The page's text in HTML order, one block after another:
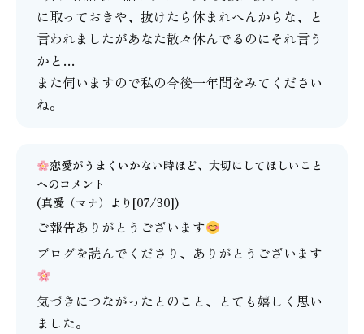
に取っておきや、抜けたら休まれへんからな、と
言われましたがあなた散々休んでるのにそれ言う
かと…
また伺いますので私の今後一年間をみてください
ね。
恋愛がうまくいかない時ほど、大切にしてほしいこと
へのコメント
(真愛（マナ） より[07/30])
ご報告ありがとうございます
ブログを読んでくださり、ありがとうございます
気づきにつながったとのこと、とても嬉しく思い
ました。